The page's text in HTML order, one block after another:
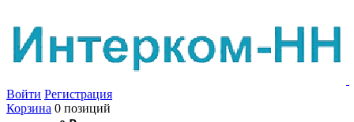
Войти Регистрация
Корзина 0 позиций